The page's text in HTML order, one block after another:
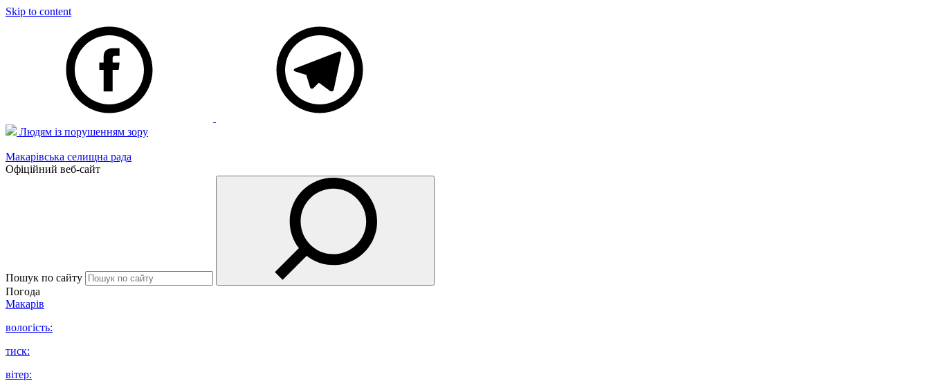
Skip to content
Людям із порушенням зору
Макарівська селищна рада
Офіційний веб-сайт
Пошук по сайту
Погода
Макарів
вологість:
тиск:
вітер: